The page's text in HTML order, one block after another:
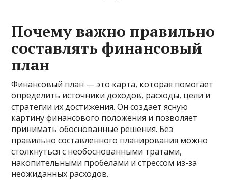
Почему важно правильно
составлять финансовый
план
Финансовый план — это карта, которая помогает
определить источники доходов, расходы, цели и
стратегии их достижения. Он создает ясную
картину финансового положения и позволяет
принимать обоснованные решения. Без
правильно составленного планирования можно
столкнуться с необоснованными тратами,
накопительными пробелами и стрессом из-за
неожиданных расходов.